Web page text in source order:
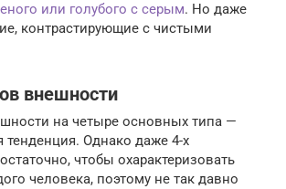
или голубого с серым. Но даже
контрастирующие с чистыми
внешности
на четыре основных типа —
тенденция. Однако даже 4-х
чтобы охарактеризовать
человека, поэтому не так давно